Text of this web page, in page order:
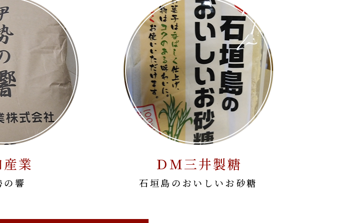
業
の響
ＤＭ三井製糖
石垣島のおいしいお砂糖